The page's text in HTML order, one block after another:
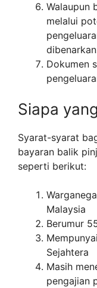
Walaupun
melalui
Dokumen
Siapa
Syarat-syarat
bayaran balik
seperti berikut:
Malaysia
Berumur
Sejahtera
Masih
pengajian